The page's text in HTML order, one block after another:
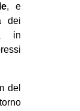
, e
dei
in
del